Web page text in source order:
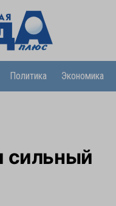
Политика Экономика
сильный